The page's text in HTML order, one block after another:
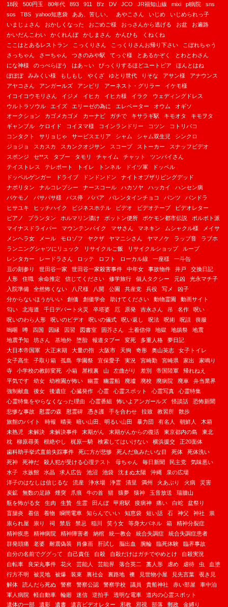
18段 500円玉 80年代 893 911 B'z DV JCO JR福知山線 mixi pl病院
sns
sos
TBS yahoo知恵袋 ああ、苦しい。 あやこさん いじめ
いじめられっ子
いまじょさん
おかしくなった おごめご様 おっさんから逃げる お盆
お遍路
かいだんこわい
かくれんぼ かしまさん かんひも
くねくね
ここはとあるレストラン
こっくりさん こっくりさんお帰り下さい
こぼれちゃう
さっちゃん
さーちゃん つきのみや駅 てっぐ様 とあるかぞく
とわとわさん
にな神様
のっぺらぼう はあ～い びっくりするほどユートピア
ほんとはね
ぽぽぽ
みみくい様 もしもし やくざ ゆとり世代 りそな アサン様
アナウンス
アヤコさん
アンガールズ アンビリ アーネスト・グリラー
イケモ様
イコイコウモリさん
イジメ イヒカ イヒカ様 イラク
ウェディングドレス
ウルトラソウル
エイズ エリーゼの為に エレベーター オウム
オギソ
オークション
カゴメカゴメ カーナビ ガチで キサラギ駅 キモオタ
キモヲタ
ギャンブル
ケロイド コイヌマ様 コインランドリー コツン
コトリバコ
コンタクト
サリョじゃ サービスエリア シャム シャム双生児
シンクロ
ジョジョ
スカスカ スカンクオジサン スコープ ストーカー
スナッフビデオ
スポンジ
セ**ス タブー タモリ チャイム チャット
ツンバイさん
テイストレス
テレポート トイレ トンネル ドイツ軍
ドッペル
ドッペルゲンガー
ドライブ ドンドンドン
ナイトオブザリビングデッド
ナポリタン
ナルコレプシー ナースコール ハカソヤ ハッカイ
ハンセン病
バケモノ
バサバサ様 バス停 ババア バレンタインチョコ パンツ
パンドラ
ヒサユキ
ヒッチハイク ビジネスホテル ビデオ ビデオテープ
ビデオレター
ピアノ
プランタン ホルマリン漬け ボットン便所 ポケモン都市伝説
ポルポト派
マイナスドライバー
マウンテンバイク マサさん マネキン ムシャクル様
メイサ
メンヘラ女
メール モロゾフ ヤクザ ヤマニシさん ヤマノケ ラップ音
ラブホ
ランニングシャツにリュック
リサイクルご飯 リサイクルショップ
ループ
レンタカー
レードラさん ロッテ ロフト ローカル線 一座様
一斗缶
丑の刻参り
世田谷一家 世田谷一家殺害事件 中年女 事故物件 井戸
交換日記
人形
住職 余命推定 信じてください 修学旅行 個人タクシー 元凶
光永マチ子
入院準備
全然怖くない 八尺様 八開 公園 共産党 兵役 写メ
凶子
分からないほうがいい
創価 創価学会 助けてください 動物霊園
動画サイト
匂い
北海道 千日デパート火災 卒塔婆 厄 原発 吉永さん 吊 名作
呪い
呪いのわら人形
呪いのビデオ 呪いの儀式 呪い返し 呪法 呪術 呪詛
喪服
嗚咽
噂 四国 因縁 因習 図書室 固芥さん 土着信仰 地獄 地鎮祭
地震
地震予知
坊さん 基地外 堕胎 報道タブー 変死 多重人格
夢日記
大日本帝国軍
大正末期 大量の指 大阪市 天狗 奇形 奥山英志
女子トイレ
女子高生
子取り箱 孤島 学園祭 宜保愛子 実況 宮崎勤 宮崎県 家出
家鳴り
寺
小学校の教師変死 小箱 屋根裏 山 左曲がり 差別 帝国陸軍
帰れねえ
平気です
幼女 幼稚園が怖い 幽霊 幽霊船 廃墟 廃校 廃病院 廃車
弁当業界
強制献血
後女 後遺症 心臓発作 心霊 心霊スポット 心霊写真
心霊特集
心霊特集をやらなくなった理由
心霊番組 怖いよアンガールズ 怪談話
恐怖新聞
悲惨な事故
慰霊の森 慰霊碑 憑き護 手を合わせ 拉致 教習所
散歩
旅館のバイト
時報 晴美 暗い山田、明るい山田 暴力団 有名人 朝鮮人
木箱
未熟児
未解決 未解決事件 末期がん 末期がんからの復活 東京都内の島
東北
枕
柳原尋美 根絶やし 梶原一騎 検索してはいけない 横浜援交
正20面体
歯科助手挙式直前失踪事件
死に方が悲惨 死んだ魚みたいな目 死体
死体洗い
死神
死神だ 殺人犯が受ける心理テスト 母ちゃん 毎日新聞 民主党
気味悪い
水子
水族館 水晶 求人広告 池沼 池袋 沈まぬ太陽 沖縄
泉の広場
洋子のはなしは信じるな
流産 浄水場 浄霊 清里 満州 火あぶり 火病
災害
炭鉱
無数の足跡 煙突 爪痕 牛の首 猫 猿夢 猿神 玉音放送
瑞牆山
瓶を怖がる女
生肉 生贄 生霊 田んぼ 甲府駅 疫病神 痛い 白蛇
盆祭り
盲腸炎
着信 着物 瞬間電車 知らんでいい 知恵袋 短い話 石 神父 神社
祟
祟られ屋
祟り 祠 禁后 禁忌 稲川 笑う女 等身大パネル 箱
精神分裂症
精神疾患
精神病院 精神障害者 納棺 統一教会 統合失調症
統合失調症患者
群発頭痛
老婆 耐震偽装 肖像画 肝試し 脳出血 腕輪 臨死体験
臨界事故
自分の名前でググって
自己責任 自殺 自殺だけはガチでやめとけ
自殺実況
自転車
良栄丸事件 花火 芸能人 芸能界 落合英二 藁人形 虐め 虐待 虫
血塗
行方不明
被災地 被爆 装束 裏社会 裏路地 襖 見世物小屋 見先言葉
覗き見
解体
読んだら死ぬ 警察 警察公認 警察学校 議員 貴船神社 赤い部屋
車中泊
軍人病院
軽自動車 輪廻 迷信 逆拍手 透明な電車
道内の心霊スポット
遺体の一部
遺影 遺書 遺言ビデオレター 邪教 邪視 部落 郵政 金縛り